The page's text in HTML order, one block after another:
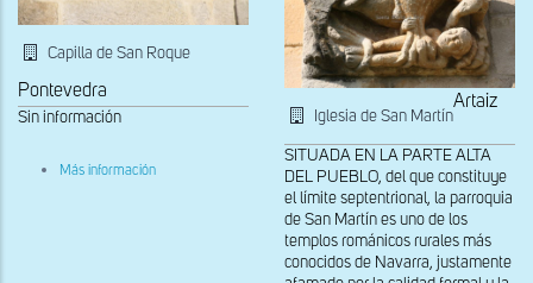
Capilla de San Roque
Pontevedra
Sin información
Más información
Iglesia de San Martín
Artaiz
SITUADA EN LA PARTE ALTA
DEL PUEBLO, del que constituye
el límite septentrional, la parroquia
de San Martín es uno de los
templos románicos rurales más
conocidos de Navarra, justamente